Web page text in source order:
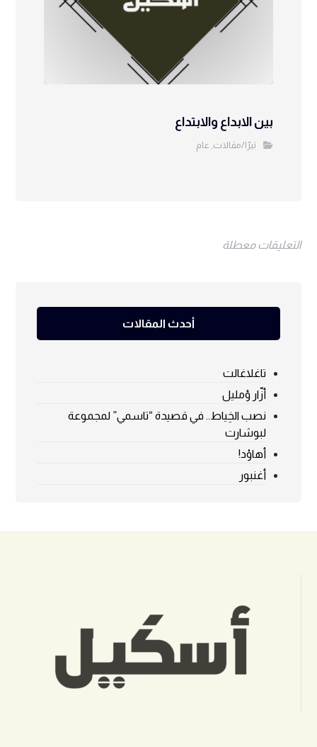
بين الابداع والابتداع
تيرّا/مقالات عام
التعليقات معطلة
أحدث المقالات
تاغلاغالت
أزّار ؤمليل
نصب الخِياط.. في قصيدة “تاسمي” لمجموعة
لبوشارت
أهاوْد!
أغنبور